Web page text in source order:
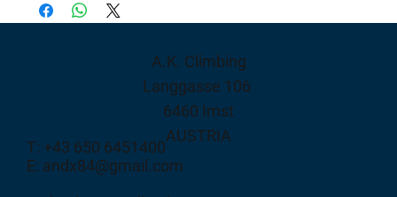
A.K. Climbing
Langgasse 106
6460 Imst
AUSTRIA
T: +43 650 6451400
E: andx84@gmail.com